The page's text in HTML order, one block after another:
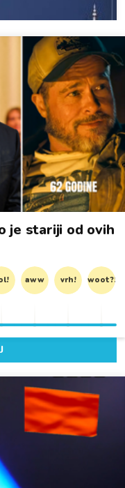
je stariji od ovih
aww vrh! woot?!